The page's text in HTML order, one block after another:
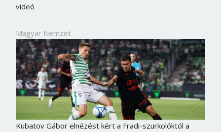
videó
Magyar Nemzet
Kubatov Gábor elnézést kért a Fradi-szurkolóktól a